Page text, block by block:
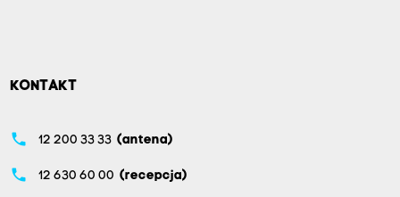
KONTAKT
phone 12 200 33 33 (antena)
phone 12 630 60 00 (recepcja)